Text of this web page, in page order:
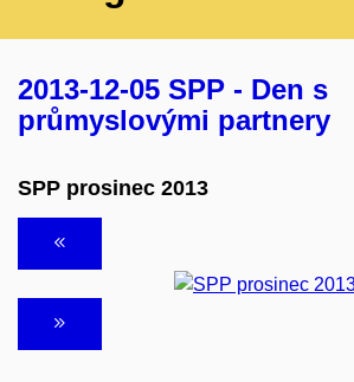
2013-12-05 SPP - Den s
průmyslovými partnery
SPP prosinec 2013